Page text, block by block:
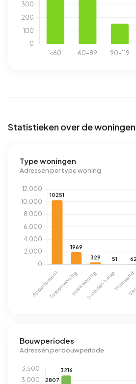
Statistieken over de woningen
Type woningen
Adressen per type woning
Bouwperiodes
Adressen per bouwperiode